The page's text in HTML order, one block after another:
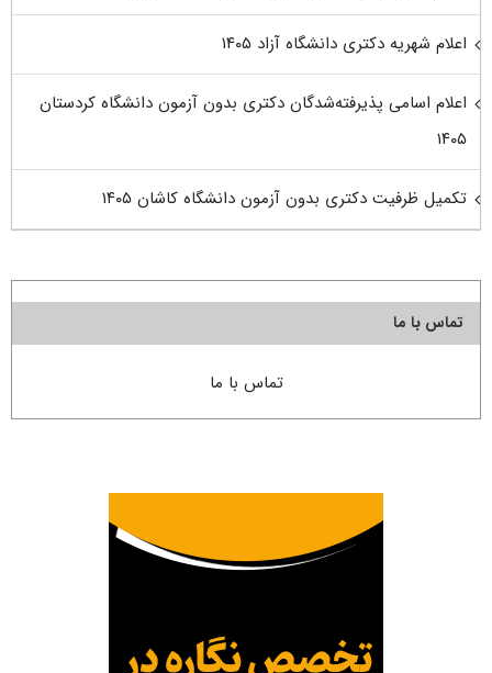
اعلام شهریه دکتری دانشگاه آزاد ۱۴۰۵
اعلام اسامی پذیرفته‌شدگان دکتری بدون آزمون دانشگاه کردستان
۱۴۰۵
تکمیل ظرفیت دکتری بدون آزمون دانشگاه کاشان ۱۴۰۵
تماس با ما
تماس با ما